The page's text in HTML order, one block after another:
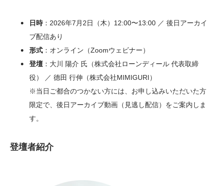
日時：2026年7月2日（木）12:00〜13:00 ／ 後日アーカイ
ブ配信あり
形式 ：オンライン（Zoomウェビナー）
登壇 ：大川 陽介 氏（株式会社ローンディール 代表取締
役） ／ 德田 行伸（株式会社MIMIGURI）
※当日ご都合のつかない方には、お申し込みいただいた方
限定で、後日アーカイブ動画（見逃し配信）をご案内しま
す。
登壇者紹介